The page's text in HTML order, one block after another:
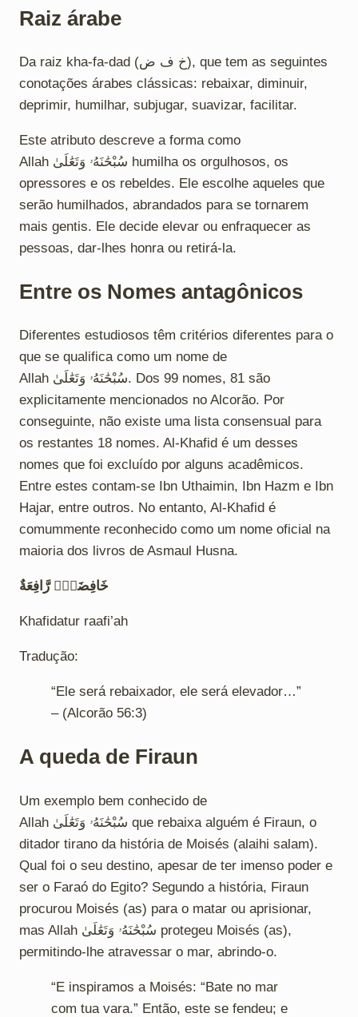
Raiz árabe
Da raiz kha-fa-dad (خ ف ض), que tem as seguintes
conotações árabes clássicas: rebaixar, diminuir,
deprimir, humilhar, subjugar, suavizar, facilitar.
Este atributo descreve a forma como
Allah سُبْحَٰنَهُۥ وَتَعَٰلَىٰ humilha os orgulhosos, os
opressores e os rebeldes. Ele escolhe aqueles que
serão humilhados, abrandados para se tornarem
mais gentis. Ele decide elevar ou enfraquecer as
pessoas, dar-lhes honra ou retirá-la.
Entre os Nomes antagônicos
Diferentes estudiosos têm critérios diferentes para o
que se qualifica como um nome de
Allah سُبْحَٰنَهُۥ وَتَعَٰلَىٰ. Dos 99 nomes, 81 são
explicitamente mencionados no Alcorão. Por
conseguinte, não existe uma lista consensual para
os restantes 18 nomes. Al-Khafid é um desses
nomes que foi excluído por alguns acadêmicos.
Entre estes contam-se Ibn Uthaimin, Ibn Hazm e Ibn
Hajar, entre outros. No entanto, Al-Khafid é
comummente reconhecido como um nome oficial na
maioria dos livros de Asmaul Husna.
خَافِضَةٌۭ رَّافِعَةٌ
Khafidatur raafi’ah
Tradução:
“Ele será rebaixador, ele será elevador…”
– (Alcorão 56:3)
A queda de Firaun
Um exemplo bem conhecido de
Allah سُبْحَٰنَهُۥ وَتَعَٰلَىٰ que rebaixa alguém é Firaun, o
ditador tirano da história de Moisés (alaihi salam).
Qual foi o seu destino, apesar de ter imenso poder e
ser o Faraó do Egito? Segundo a história, Firaun
procurou Moisés (as) para o matar ou aprisionar,
mas Allah سُبْحَٰنَهُۥ وَتَعَٰلَىٰ protegeu Moisés (as),
permitindo-lhe atravessar o mar, abrindo-o.
“E inspiramos a Moisés: “Bate no mar
com tua vara.” Então, este se fendeu; e